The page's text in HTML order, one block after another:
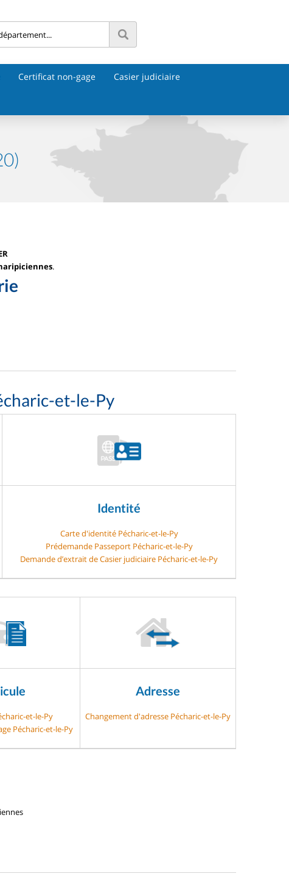
Certificat non-gage Casier judiciaire
.
et-le-Py
Identité
Carte d'identité Pécharic-et-le-Py
Prédemande Passeport Pécharic-et-le-Py
Demande d’extrait de Casier judiciaire Pécharic-et-le-Py
et-le-Py
Pécharic-et-le-Py
Adresse
Changement d'adresse Pécharic-et-le-Py